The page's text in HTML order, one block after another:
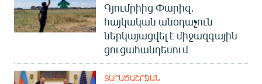
Գյումրիից Փարիզ․
հայկական անօդաչուն
ներկայացվել է միջազգային
ցուցահանդեսում
ՏԱՐԱԾԱՇՐՋԱՆ